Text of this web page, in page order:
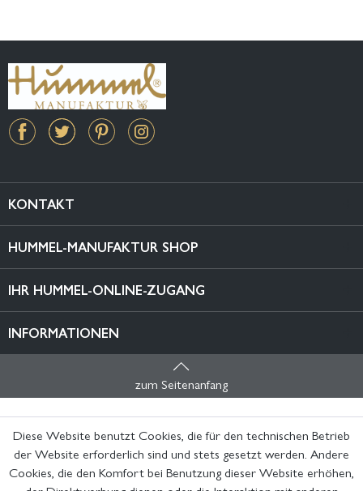
KONTAKT
HUMMEL-MANUFAKTUR SHOP
IHR HUMMEL-ONLINE-ZUGANG
INFORMATIONEN
zum Seitenanfang
Diese Website benutzt Cookies, die für den technischen Betrieb
der Website erforderlich sind und stets gesetzt werden. Andere
Cookies, die den Komfort bei Benutzung dieser Website erhöhen,